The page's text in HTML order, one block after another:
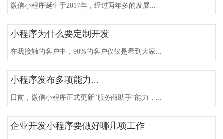
微信小程序诞生于2017年，经过两年多的发展...
小程序为什么要定制开发
在我接触的客户中，90%的客户仅仅是看到大家...
小程序发布多项能力...
日前，微信小程序正式更新“服务商助手”能力，...
企业开发小程序要做好哪几项工作